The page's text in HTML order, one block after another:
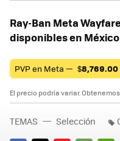
Ray-Ban Meta
disponibles en México
PVP en Meta — $8,769.00
El precio podría variar.
TEMAS Selección